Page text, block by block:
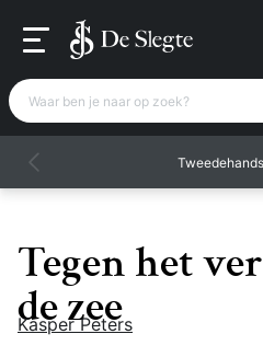
Waar ben je naar op zoek?
Tegen het
de zee
Kasper Peters